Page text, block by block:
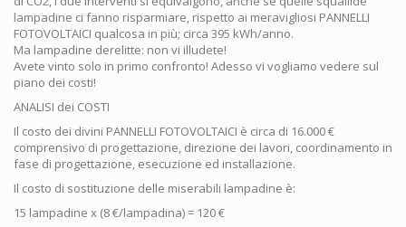
lampadine ci fanno risparmiare, rispetto ai meravigliosi PANNELLI
FOTOVOLTAICI qualcosa in più; circa 395 kWh/anno.
Ma lampadine derelitte: non vi illudete!
Avete vinto solo in primo confronto! Adesso vi vogliamo vedere sul
piano dei costi!
ANALISI dei COSTI
Il costo dei divini PANNELLI FOTOVOLTAICI è circa di 16.000 €
comprensivo di progettazione, direzione dei lavori, coordinamento in
fase di progettazione, esecuzione ed installazione.
Il costo di sostituzione delle miserabili lampadine è:
15 lampadine x (8 €/lampadina) = 120 €